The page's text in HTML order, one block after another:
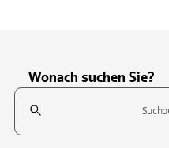
Wonach suchen Sie?
Suchfeld